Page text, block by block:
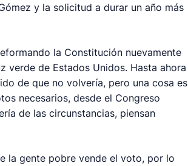
y la solicitud a durar un año más
la Constitución nuevamente
de Estados Unidos. Hasta ahora
de que no volvería, pero una cosa es
necesarios, desde el Congreso
de las circunstancias, piensan
la gente pobre vende el voto, por lo